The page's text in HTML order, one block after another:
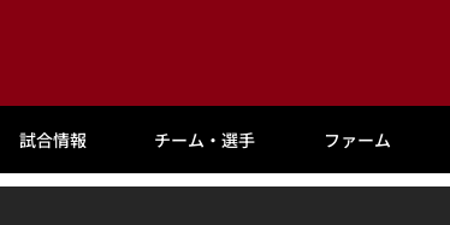
試合情報 チーム・選手 ファーム